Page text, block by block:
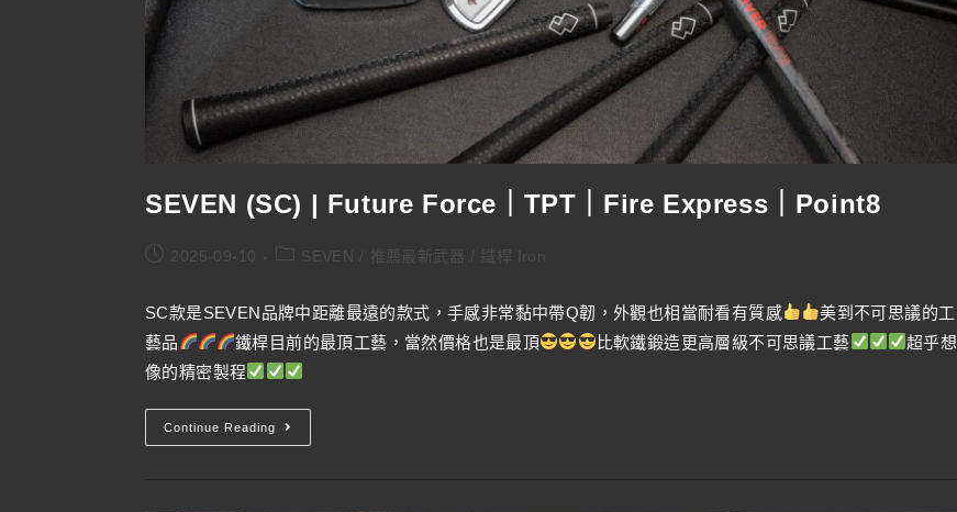
SEVEN (SC) | Future Force｜TPT｜Fire Express｜Point8
2025-09-10 鐵桿 Iron
SC款是SEVEN品牌中距離最遠的款式，手感非常黏中帶Q韌，外觀也相當耐看有質感
美到不可思議的工
藝品
鐵桿目前的最頂工藝，當然價格也是最頂 比軟鐵鍛造更高層級不可思議工藝
超乎想
像的精密製程
Continue Reading